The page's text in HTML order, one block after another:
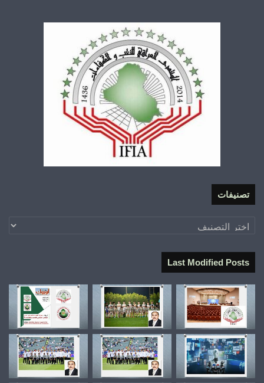
تصنيفات
تصنيفات
Last Modified Posts